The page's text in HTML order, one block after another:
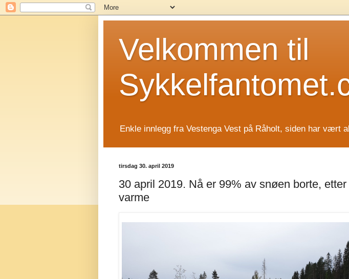
Velkommen til
Enkle innlegg fra Vestenga Vest på Råholt, siden har vært
tirsdag 30. april 2019
30 april 2019. Nå er 99% av snøen borte,
varme